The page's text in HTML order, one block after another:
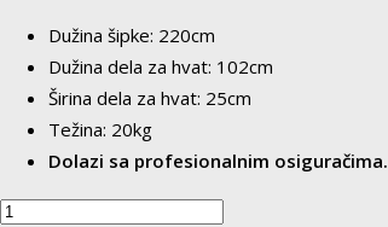
Dužina šipke: 220cm
Dužina dela za hvat: 102cm
Širina dela za hvat: 25cm
Težina: 20kg
Dolazi sa profesionalnim osiguračima.
Swiss